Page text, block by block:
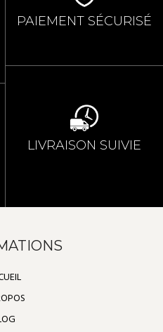
PAIEMENT SÉCURISÉ
LIVRAISON SUIVIE